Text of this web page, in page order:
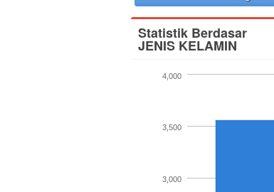
Statistik Berdasar
JENIS KELAMIN
3,000
3,500
4,000